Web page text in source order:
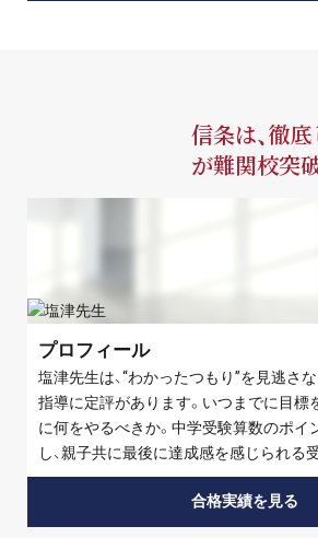
信条は、徹
が難関校突
プロフィール
塩津先生は、“わかったつもり”を見逃さ
指導に定評があります。いつまでに目標
に何をやるべきか。中学受験算数のポイ
し、親子共に最後に達成感を感じられる
合格実績を見る